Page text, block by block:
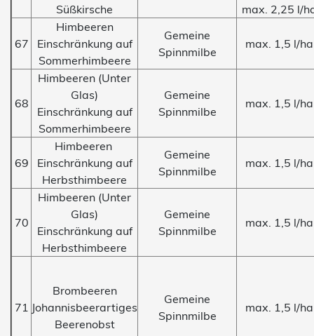
Süßkirsche
max. 2,25 l/
67
Himbeeren
Einschränkung auf
Sommerhimbeere
Gemeine
Spinnmilbe
max. 1,5 l/ha
68
Himbeeren (Unter
Glas)
Einschränkung auf
Sommerhimbeere
Gemeine
Spinnmilbe
max. 1,5 l/ha
69
Himbeeren
Einschränkung auf
Herbsthimbeere
Gemeine
Spinnmilbe
max. 1,5 l/ha
70
Himbeeren (Unter
Glas)
Einschränkung auf
Herbsthimbeere
Gemeine
Spinnmilbe
max. 1,5 l/ha
71
Brombeeren
Johannisbeerartiges
Beerenobst
Gemeine
Spinnmilbe
max. 1,5 l/ha